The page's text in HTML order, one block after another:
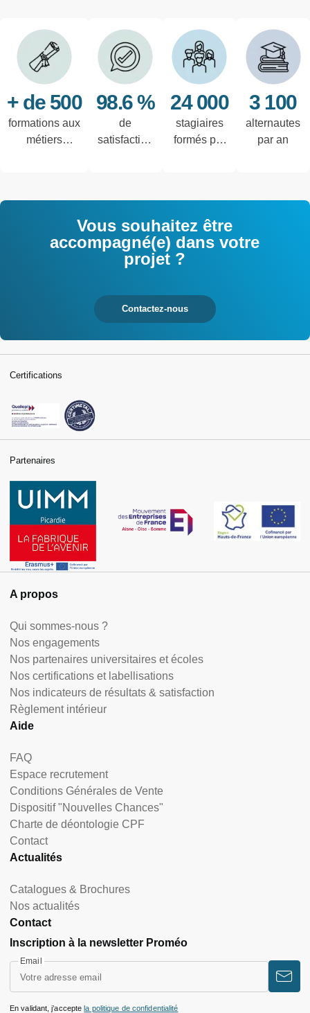
+ de 500
formations aux
métiers
98.6 %
de
satisfaction
24 000
stagiaires
formés par
3 100
alternautes
par an
Vous souhaitez être
accompagné(e) dans votre
projet ?
Contactez-nous
A propos
Qui sommes-nous ?
Nos engagements
Nos partenaires universitaires et écoles
Nos certifications et labellisations
Nos indicateurs de résultats & satisfaction
Règlement intérieur
Aide
FAQ
Espace recrutement
Conditions Générales de Vente
Dispositif "Nouvelles Chances"
Charte de déontologie CPF
Contact
Actualités
Catalogues & Brochures
Nos actualités
Contact
Inscription à la newsletter Proméo
Email
En validant, j’accepte la politique de confidentialité
Certifications
Partenaires